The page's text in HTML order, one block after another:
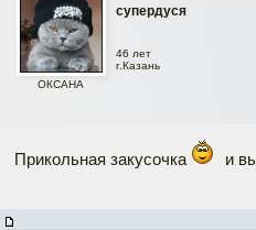
супердуся
ОКСАНА
46 лет
г.Казань
Прикольная закусочка и